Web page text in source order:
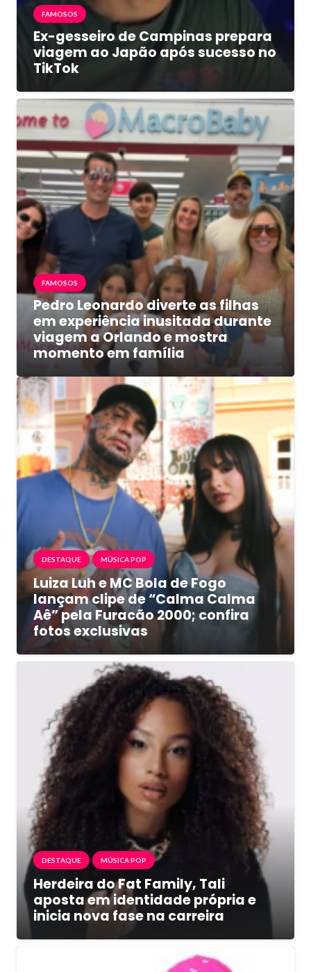
FAMOSOS
Ex-gesseiro de Campinas prepara
viagem ao Japão após sucesso no
TikTok
FAMOSOS
Pedro Leonardo diverte as filhas
em experiência inusitada durante
viagem a Orlando e mostra
momento em família
DESTAQUE MÚSICA POP
Luiza Luh e MC Bola de Fogo
lançam clipe de “Calma Calma
Aê” pela Furacão 2000; confira
fotos exclusivas
DESTAQUE MÚSICA POP
Herdeira do Fat Family, Tali
aposta em identidade própria e
inicia nova fase na carreira